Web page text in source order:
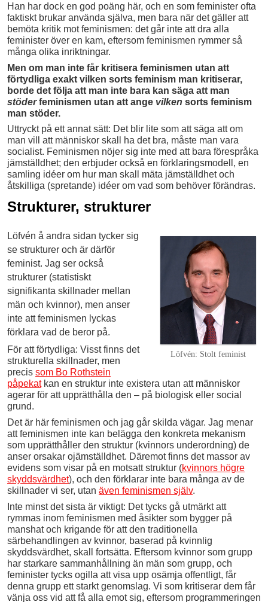
Han har dock en god poäng här, och en som feminister ofta
faktiskt brukar använda själva, men bara när det gäller att
bemöta kritik mot feminismen: det går inte att dra alla
feminister över en kam, eftersom feminismen rymmer så
många olika inriktningar.
Men om man inte får kritisera feminismen utan att
förtydliga exakt vilken sorts feminism man kritiserar,
borde det följa att man inte bara kan säga att man
stöderfeminismen utan att ange vilken sorts feminism
man stöder.
Uttryckt på ett annat sätt: Det blir lite som att säga att om
man vill att människor skall ha det bra, måste man vara
socialist. Feminismen nöjer sig inte med att bara förespråka
jämställdhet; den erbjuder också en förklaringsmodell, en
samling idéer om hur man skall mäta jämställdhet och
åtskilliga (spretande) idéer om vad som behöver förändras.
Strukturer, strukturer
Löfvén: Stolt feminist
Löfvén å andra sidan tycker sig
se strukturer och är därför
feminist. Jag ser också
strukturer (statistiskt
signifikanta skillnader mellan
män och kvinnor), men anser
inte att feminismen lyckas
förklara vad de beror på.
För att förtydliga: Visst finns det
strukturella skillnader, men
precis som Bo Rothstein
påpekatkan en struktur inte existera utan att människor
agerar för att upprätthålla den – på biologisk eller social
grund.
Det är här feminismen och jag går skilda vägar. Jag menar
att feminismen inte kan belägga den konkreta mekanism
som upprätthåller den struktur (kvinnors underordning) de
anser orsakar ojämställdhet. Däremot finns det massor av
evidens som visar på en motsatt struktur (kvinnors högre
skyddsvärdhet), och den förklarar inte bara många av de
skillnader vi ser, utan även feminismen själv.
Inte minst det sista är viktigt: Det tycks gå utmärkt att
rymmas inom feminismen med åsikter som bygger på
manshat och krigande för att den traditionella
särbehandlingen av kvinnor, baserad på kvinnlig
skyddsvärdhet, skall fortsätta. Eftersom kvinnor som grupp
har starkare sammanhållning än män som grupp, och
feminister tycks ogilla att visa upp osämja offentligt, får
denna grupp ett starkt genomslag. Vi som kritiserar dem får
vänja oss vid att få alla emot sig, eftersom programmeringen